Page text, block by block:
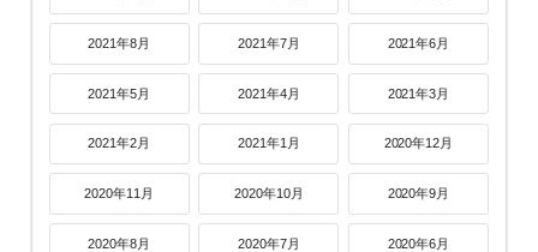
2021年8月 2021年7月 2021年6月
2021年5月 2021年4月 2021年3月
2021年2月 2021年1月 2020年12月
2020年11月 2020年10月 2020年9月
2020年8月 2020年7月 2020年6月